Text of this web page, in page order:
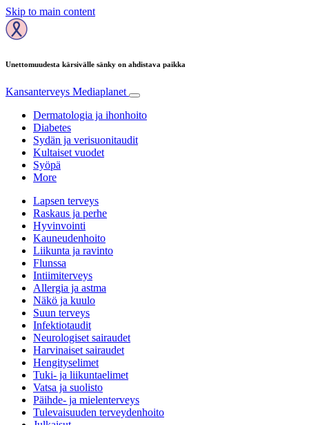
Skip to main content
Unettomuudesta kärsivälle sänky on ahdistava paikka
Kansanterveys Mediaplanet
Dermatologia ja ihonhoito
Diabetes
Sydän ja verisuonitaudit
Kultaiset vuodet
Syöpä
More
Lapsen terveys
Raskaus ja perhe
Hyvinvointi
Kauneudenhoito
Liikunta ja ravinto
Flunssa
Intiimiterveys
Allergia ja astma
Näkö ja kuulo
Suun terveys
Infektiotaudit
Neurologiset sairaudet
Harvinaiset sairaudet
Hengityselimet
Tuki- ja liikuntaelimet
Vatsa ja suolisto
Päihde- ja mielenterveys
Tulevaisuuden terveydenhoito